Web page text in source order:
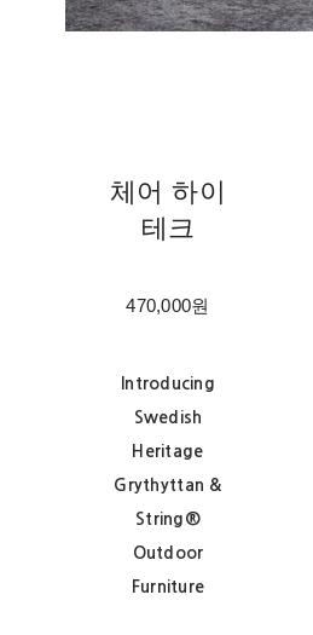
체어 하이
테크
470,000원
Introducing
Swedish
Heritage
Grythyttan &
String®
Outdoor
Furniture